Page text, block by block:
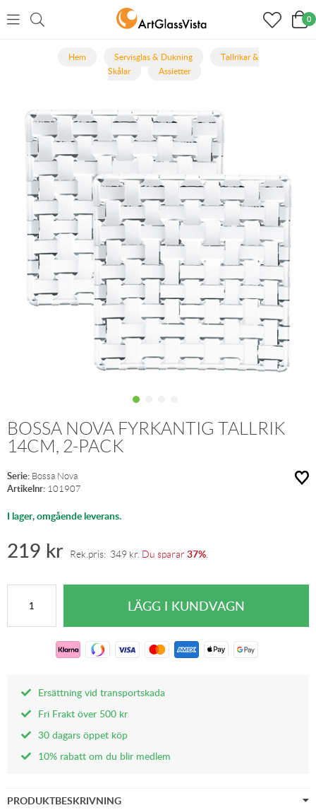
0
Hem Servisglas & Dukning
Tallrikar &
Skålar
Assietter
BOSSA NOVA FYRKANTIG TALLRIK
14CM, 2-PACK
Serie: Bossa Nova
Artikelnr: 101907
I lager, omgående leverans.
219 kr Rek.pris: 349 kr Du sparar 37%
Ersättning vid transportskada
Fri Frakt över 500 kr
30 dagars öppet köp
10% rabatt om du blir medlem
PRODUKTBESKRIVNING